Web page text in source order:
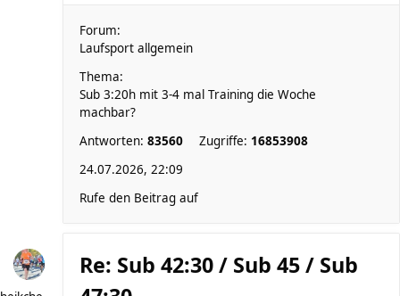
Forum:
Laufsport allgemein
Thema:
Sub 3:20h mit 3-4 mal Training die Woche
machbar?
Antworten: 83560 Zugriffe: 16853908
24.07.2026, 22:09
Rufe den Beitrag auf
Re: Sub 42:30 / Sub 45 / Sub